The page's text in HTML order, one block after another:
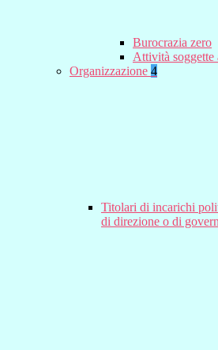
Burocrazia zero
Attività soggette
Organizzazione 4
Titolari di incarichi
di direzione o di